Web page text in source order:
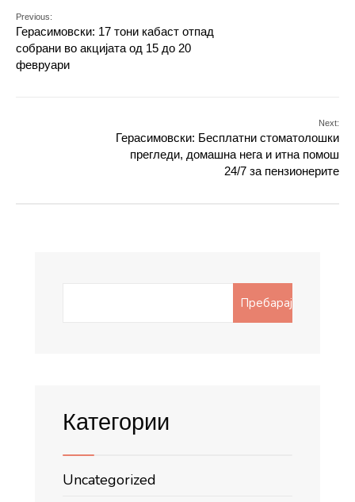
Previous:
Герасимовски: 17 тони кабаст отпад
собрани во акцијата од 15 до 20
февруари
Next:
Герасимовски: Бесплатни стоматолошки
прегледи, домашна нега и итна помош
24/7 за пензионерите
Пребарај
Категории
Uncategorized